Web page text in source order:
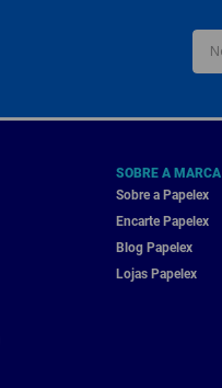
SOBRE A MARCA
Sobre a Papelex
Encarte Papelex
Blog Papelex
Lojas Papelex